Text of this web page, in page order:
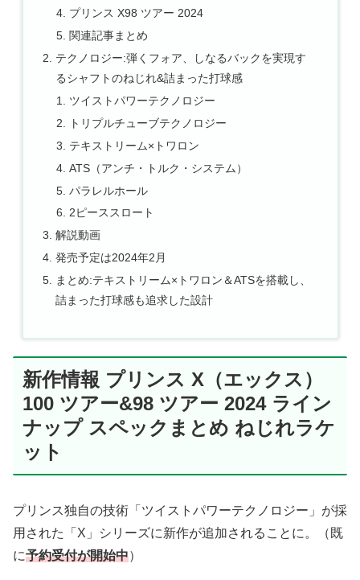
プリンス X98 ツアー 2024
関連記事まとめ
テクノロジー:弾くフォア、しなるバックを実現す
るシャフトのねじれ&詰まった打球感
ツイストパワーテクノロジー
トリプルチューブテクノロジー
テキストリーム×トワロン
ATS（アンチ・トルク・システム）
パラレルホール
2ピーススロート
解説動画
発売予定は2024年2月
まとめ:テキストリーム×トワロン＆ATSを搭載し、
詰まった打球感も追求した設計
新作情報 プリンス X（エックス）
100 ツアー&98 ツアー 2024 ライン
ナップ スペックまとめ ねじれラケ
ット
プリンス独自の技術「ツイストパワーテクノロジー」が採
用された「X」シリーズに新作が追加されることに。（既
に予約受付が開始中）